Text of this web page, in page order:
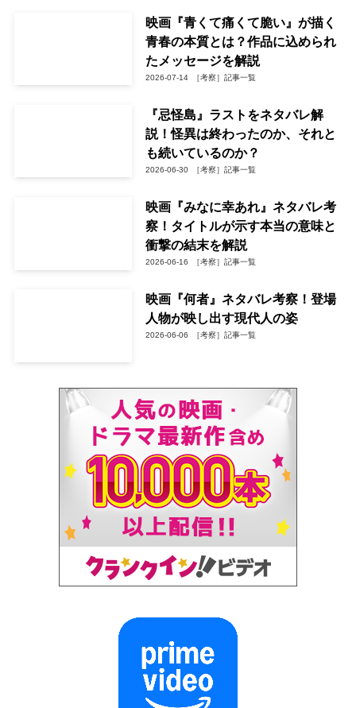
映画『青くて痛くて脆い』が描く
青春の本質とは？作品に込められ
たメッセージを解説
2026-07-14 ［考察］記事一覧
『忌怪島』ラストをネタバレ解
説！怪異は終わったのか、それと
も続いているのか？
2026-06-30 ［考察］記事一覧
映画『みなに幸あれ』ネタバレ考
察！タイトルが示す本当の意味と
衝撃の結末を解説
2026-06-16 ［考察］記事一覧
映画『何者』ネタバレ考察！登場
人物が映し出す現代人の姿
2026-06-06 ［考察］記事一覧